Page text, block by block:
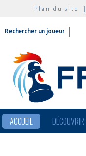
Plan du site
Rechercher un joueur
ACCUEIL DÉCOUVRIR